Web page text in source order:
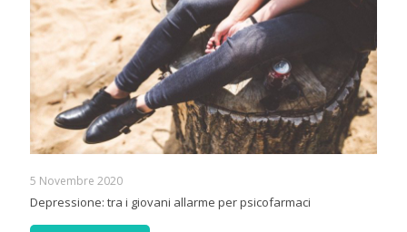
5 Novembre 2020
Depressione: tra i giovani allarme per psicofarmaci